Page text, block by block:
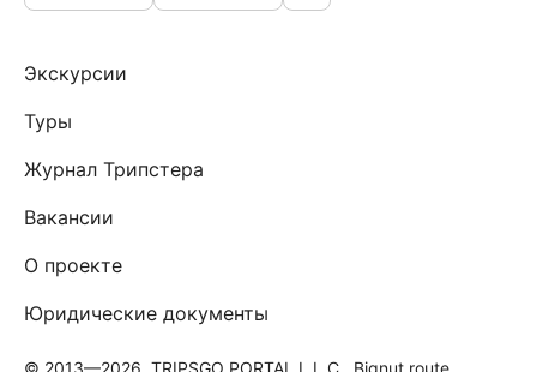
Экскурсии
Туры
Журнал Трипстера
Вакансии
О проекте
Юридические документы
© 2013—2026, TRIPSGO PORTAL L.L.C., Bignut route